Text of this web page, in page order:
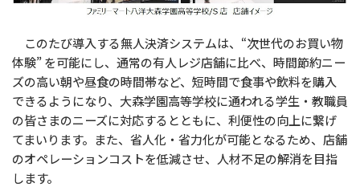
このたび導入する無人決済システムは、“次世代のお買い物
体験” を可能にし、通常の有人レジ店舗に比べ、時間節約ニー
ズの高い朝や昼食の時間帯など、短時間で食事や飲料を購入
できるようになり、 大森学園高等学校に通われる学生・教職員
の皆さまのニーズに対応するとともに、利便性の向上に繋げ
てまいります。また、省人化・省力化が可能となるため、店舗
のオペレーションコストを低減させ、人材不足の解消を目指
します。